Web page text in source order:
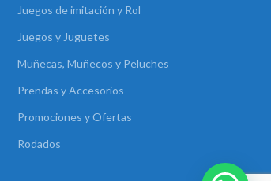
Juegos de imitación y Rol
Juegos y Juguetes
Muñecas, Muñecos y Peluches
Prendas y Accesorios
Promociones y Ofertas
Rodados